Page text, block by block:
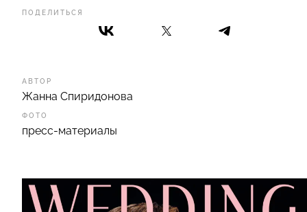
ПОДЕЛИТЬСЯ
АВТОР
Жанна Спиридонова
ФОТО
пресс-материалы